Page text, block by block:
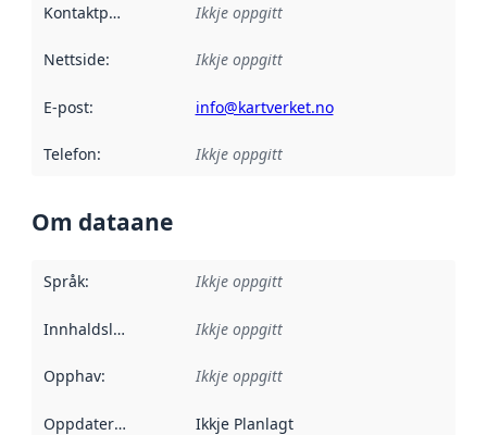
Kontaktpunkt Ikkje oppgitt
Nettside: Ikkje oppgitt
E-post: info@kartverket.no
Telefon: Ikkje oppgitt
Om dataane
Språk: Ikkje oppgitt
Innhaldsleverandørar :
Ikkje oppgitt
Opphav: Ikkje oppgitt
Oppdateringsfrekvens :
Ikkje Planlagt